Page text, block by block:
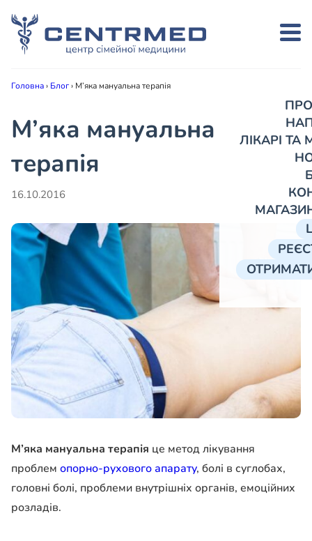
ЛІКАРІ
Головна› Блог› М’яка мануальна терапія
М’яка мануальна
терапія
16.10.2016
М’яка мануальна терапія це метод лікування
проблем опорно-рухового апарату, болі в суглобах,
головні болі, проблеми внутрішніх органів, емоційних
розладів.